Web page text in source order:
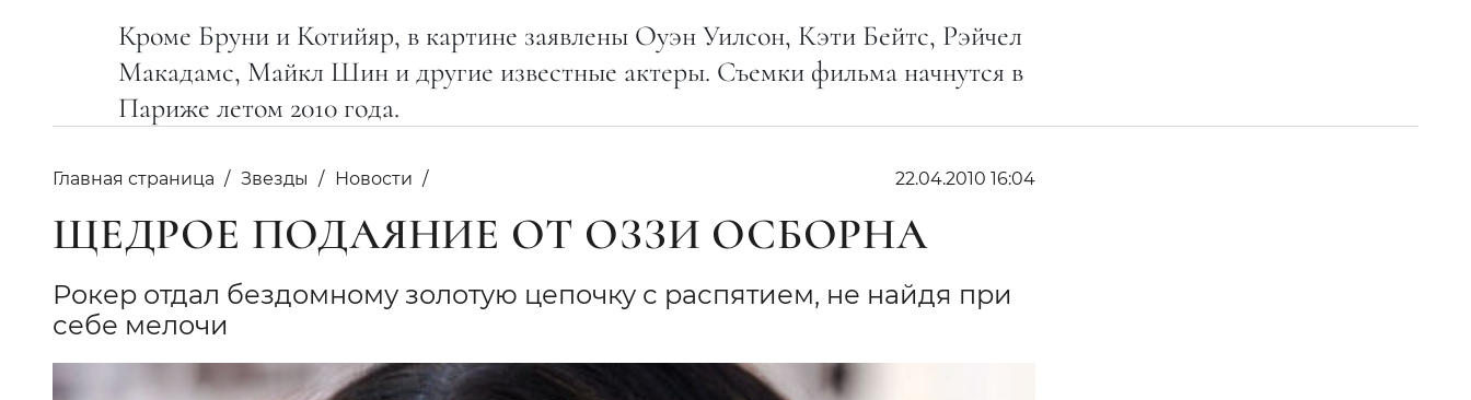
Кроме Бруни и Котийяр, в картине заявлены Оуэн Уилсон, Кэти Бейтс, Рэйчел
Макадамс, Майкл Шин и другие известные актеры. Съемки фильма начнутся в
Париже летом 2010 года.
Главная страница Звезды Новости 22.04.2010 16:04
ЩЕДРОЕ ПОДАЯНИЕ ОТ ОЗЗИ ОСБОРНА
Рокер отдал бездомному золотую цепочку с распятием, не найдя при
себе мелочи